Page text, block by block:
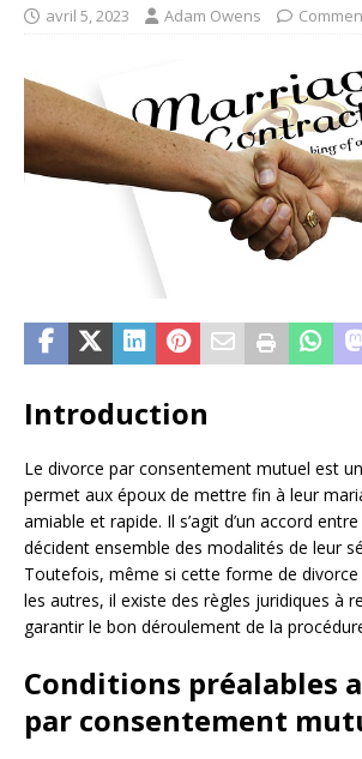
avril 5, 2023 Adam Owens
Introduction
Le divorce par consentement mutuel est
permet aux époux de mettre fin à leur
amiable et rapide. Il s’agit d’un accord
décident ensemble des modalités de leur
Toutefois, même si cette forme de divorce
les autres, il existe des règles juridiques à
garantir le bon déroulement de la
Conditions préalables
par consentement